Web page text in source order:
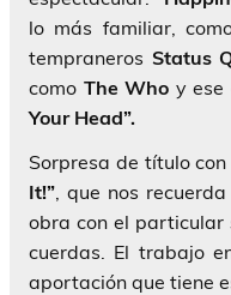
lo más familiar,
tempraneros Status
como The Who y ese
Your Head”.
Sorpresa de título
It!” , que nos
obra con el particular
cuerdas. El trabajo
aportación que tiene